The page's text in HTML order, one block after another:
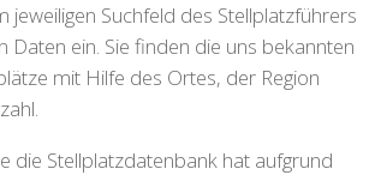
jeweiligen Suchfeld des Stellplatzführers
Daten ein. Sie finden die uns bekannten
mit Hilfe des Ortes, der Region
die Stellplatzdatenbank hat aufgrund